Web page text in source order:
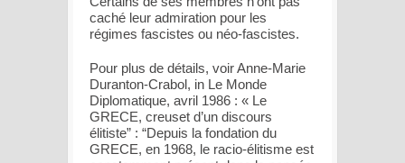
caché leur admiration pour les
régimes fascistes ou néo-fascistes.
Pour plus de détails, voir Anne-Marie
Duranton-Crabol, in Le Monde
Diplomatique, avril 1986 : « Le
GRECE, creuset d’un discours
élitiste” : “Depuis la fondation du
GRECE, en 1968, le racio-élitisme est